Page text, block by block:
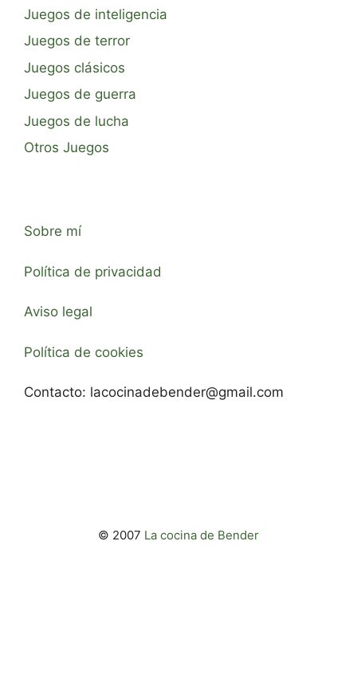
Juegos de inteligencia
Juegos de terror
Juegos clásicos
Juegos de guerra
Juegos de lucha
Otros Juegos
Sobre mí
Política de privacidad
Aviso legal
Política de cookies
Contacto: lacocinadebender@gmail.com
© 2007 La cocina de Bender